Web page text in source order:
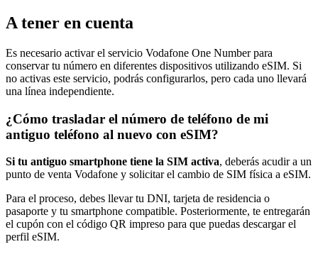
A tener en cuenta
Es necesario activar el servicio Vodafone One Number para
conservar tu número en diferentes dispositivos utilizando eSIM. Si
no activas este servicio, podrás configurarlos, pero cada uno llevará
una línea independiente.
¿Cómo trasladar el número de teléfono de mi
antiguo teléfono al nuevo con eSIM?
Si tu antiguo smartphone tiene la SIM activa, deberás acudir a un
punto de venta Vodafone y solicitar el cambio de SIM física a eSIM.
Para el proceso, debes llevar tu DNI, tarjeta de residencia o
pasaporte y tu smartphone compatible. Posteriormente, te entregarán
el cupón con el código QR impreso para que puedas descargar el
perfil eSIM.